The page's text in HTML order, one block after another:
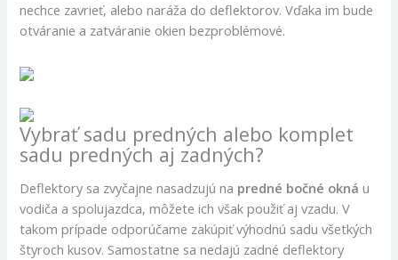
nechce zavrieť, alebo naráža do deflektorov. Vďaka im bude
otváranie a zatváranie okien bezproblémové.
Vybrať sadu predných alebo komplet
sadu predných aj zadných?
Deflektory sa zvyčajne nasadzujú na predné bočné oknáu
vodiča a spolujazdca, môžete ich však použiť aj vzadu. V
takom prípade odporúčame zakúpiť výhodnú sadu všetkých
štyroch kusov. Samostatne sa nedajú zadné deflektory